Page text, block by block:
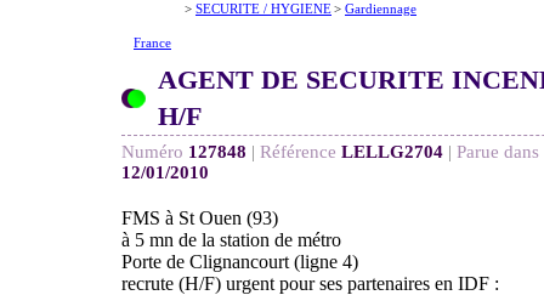
> SECURITE / HYGIENE> Gardiennage
France
AGENT DE SECURITE
H/F
Numéro 127848 | Référence LELLG2704 | Parue
12/01/2010
FMS à St Ouen (93)
à 5 mn de la station de métro
Porte de Clignancourt (ligne 4)
recrute (H/F) urgent pour ses partenaires en IDF :